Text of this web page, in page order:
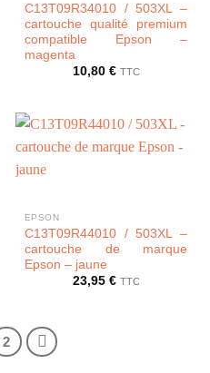
C13T09R34010 / 503XL –
cartouche qualité premium
compatible Epson –
magenta
10,80 € TTC
EPSON
C13T09R44010 / 503XL –
cartouche de marque
Epson – jaune
23,95 € TTC
2